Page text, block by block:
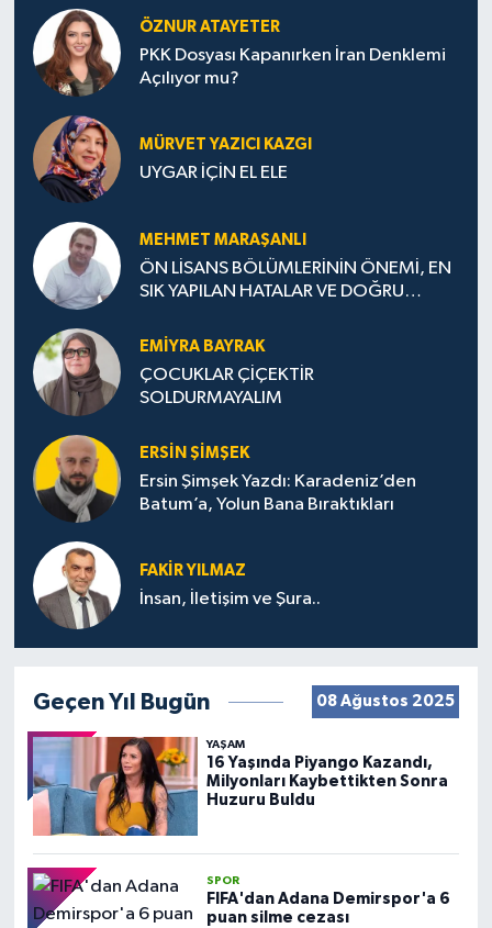
ÖZNUR ATAYETER
PKK Dosyası Kapanırken İran Denklemi
Açılıyor mu?
MÜRVET YAZICI KAZGI
UYGAR İÇİN EL ELE
MEHMET MARAŞANLI
ÖN LİSANS BÖLÜMLERİNİN ÖNEMİ, EN
SIK YAPILAN HATALAR VE DOĞRU
EMIYRA BAYRAK
ÇOCUKLAR ÇİÇEKTİR
SOLDURMAYALIM
ERSIN ŞIMŞEK
Ersin Şimşek Yazdı: Karadeniz’den
Batum’a, Yolun Bana Bıraktıkları
FAKIR YILMAZ
İnsan, İletişim ve Şura..
Geçen Yıl Bugün 08 Ağustos 2025
YAŞAM
16 Yaşında Piyango Kazandı,
Milyonları Kaybettikten Sonra
Huzuru Buldu
SPOR
FIFA'dan Adana Demirspor'a 6
puan silme cezası